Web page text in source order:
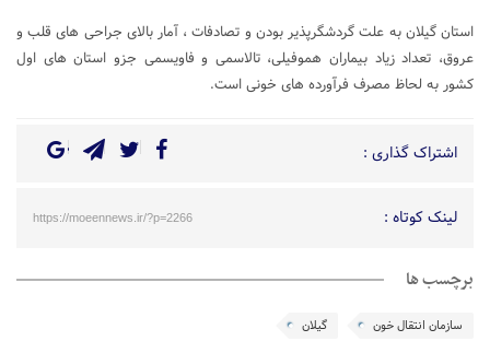
استان گیلان به علت گردشگرپذیر بودن و تصادفات ، آمار بالای جراحی های قلب و
عروق، تعداد زیاد بیماران هموفیلی، تالاسمی و فاویسمی جزو استان های اول
کشور به لحاظ مصرف فرآورده های خونی است.
اشتراک گذاری :
لینک کوتاه : https://moeennews.ir/?p=2266
برچسب ها
سازمان انتقال خون گیلان